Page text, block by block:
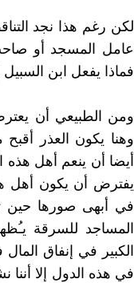
لكن رغم هذا نجد
عامل المسجد أو
فماذا يفعل ابن
ومن الطبيعي أن
وهنا يكون العذر
أيضا أن ينعم أهل هذه
يفترض أن يكون أهل
في أبهى صورها حين
المساجد للسرقة
الكبير في إنفاق
في هذه الدول إلا أننا